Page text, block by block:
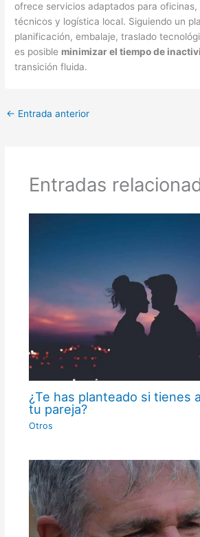
ofrece servicios adaptados para oficinas,
técnicos y logística local. Siguiendo un
planificación, embalaje, traslado
es posible minimizar el tiempo de
transición fluida.
← Entrada anterior
Entradas
¿Te has planteado si tienes
tu pareja?
Otros